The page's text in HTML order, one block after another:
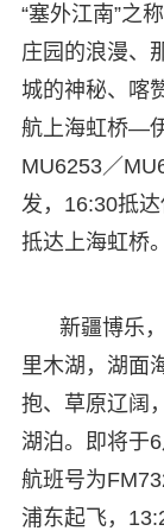
“塞外江南”之
庄园的浪漫、
城的神秘、喀
航上海虹桥—
MU6253／
发，16:30抵
抵达上海虹桥。
新疆博乐
里木湖，湖面
抱、草原辽阔
湖泊。即将于
航班号为
浦东起飞，